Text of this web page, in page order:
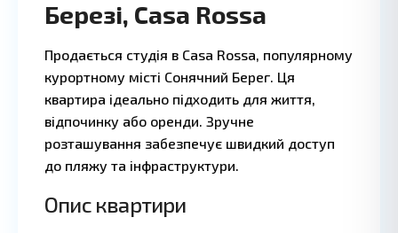
Березі, Casa Rossa
Продається студія в Casa Rossa, популярному
курортному місті Сонячний Берег. Ця
квартира ідеально підходить для життя,
відпочинку або оренди. Зручне
розташування забезпечує швидкий доступ
до пляжу та інфраструктури.
Опис квартири